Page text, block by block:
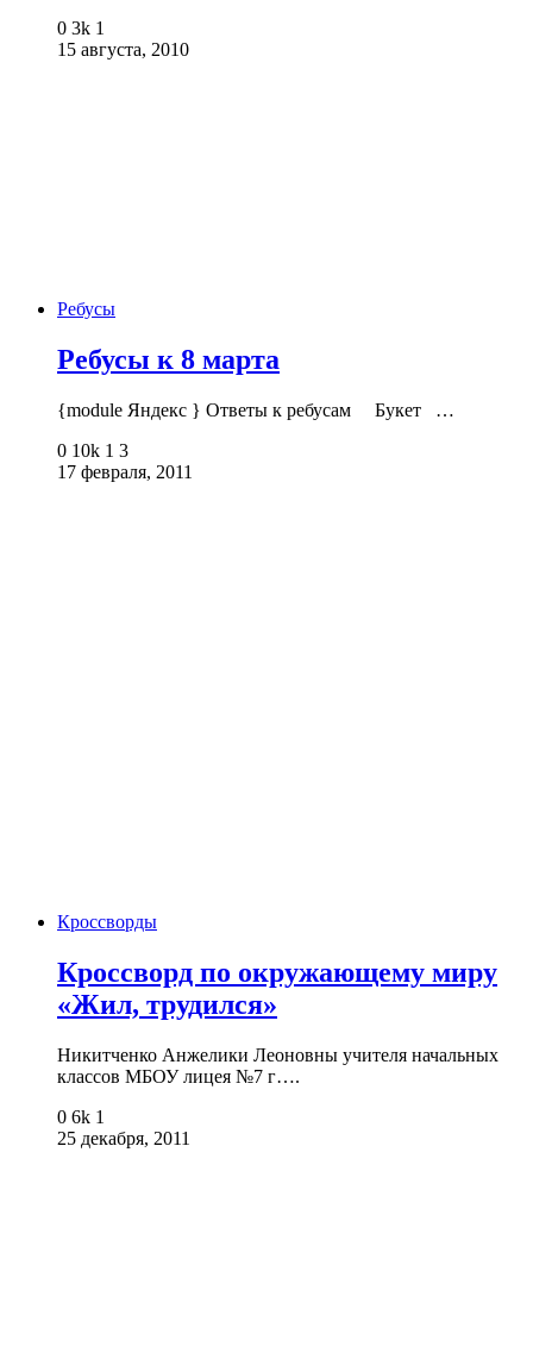
0 3k 1
15 августа, 2010
Ребусы
Ребусы к 8 марта
{module Яндекс } Ответы к ребусам Букет …
0 10k 1 3
17 февраля, 2011
Кроссворды
Кроссворд по окружающему миру
«Жил, трудился»
Никитченко Анжелики Леоновны учителя начальных
классов МБОУ лицея №7 г….
0 6k 1
25 декабря, 2011